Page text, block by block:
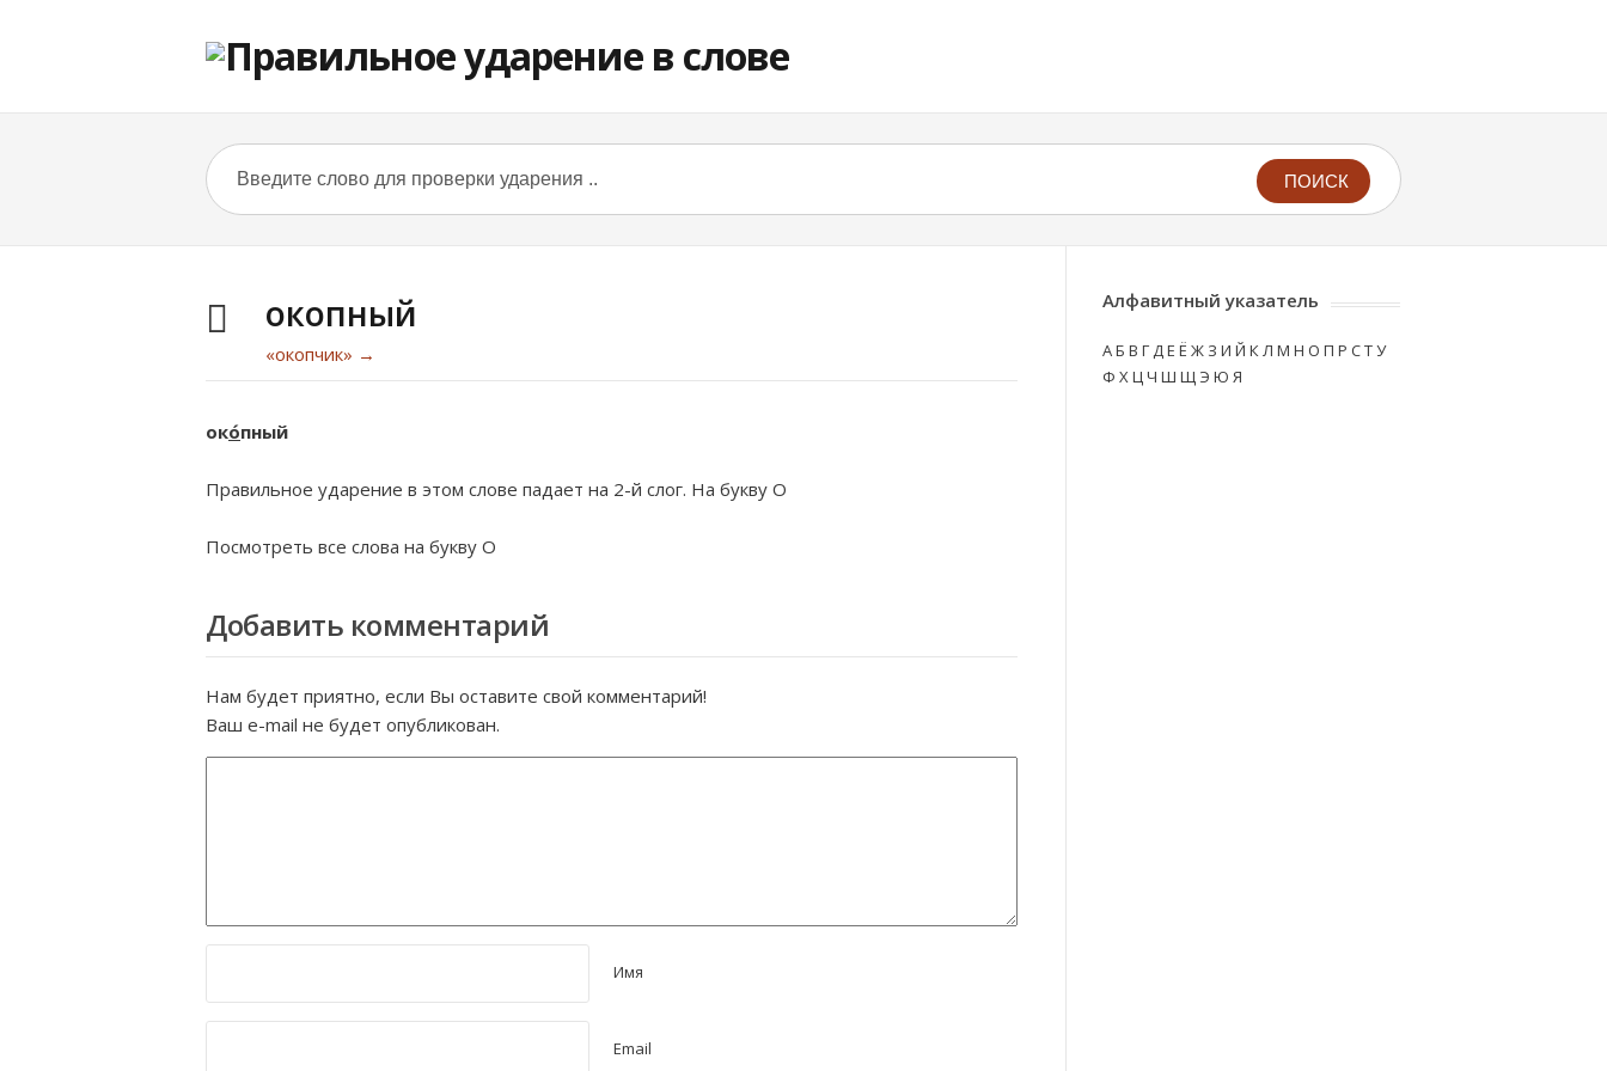
ПОИСК
окопный
«окопчик» →
око́пный
Правильное ударение в этом слове падает на 2-й слог. На букву О
Посмотреть все слова на букву О
Добавить комментарий
Нам будет приятно, если Вы оставите свой комментарий!
Ваш e-mail не будет опубликован.
Имя
Email
Алфавитный указатель
АБ В ГДЕ Ё Ж З И Й КЛ М Н О П Р СТУ
Ф ХЦЧ Ш Щ Э Ю Я